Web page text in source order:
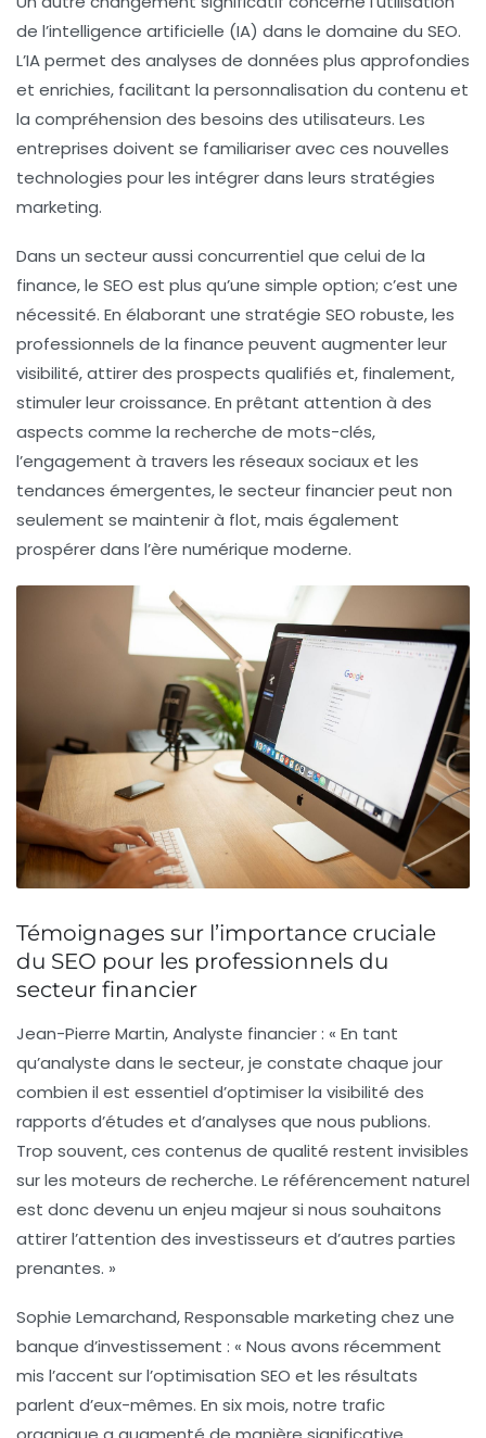
de l’intelligence artificielle (IA) dans le domaine du SEO.
L’IA permet des analyses de données plus approfondies
et enrichies, facilitant la personnalisation du contenu et
la compréhension des besoins des utilisateurs. Les
entreprises doivent se familiariser avec ces nouvelles
technologies pour les intégrer dans leurs stratégies
marketing.
Dans un secteur aussi concurrentiel que celui de la
finance, le SEO est plus qu’une simple option; c’est une
nécessité. En élaborant une stratégie SEO robuste, les
professionnels de la finance peuvent augmenter leur
visibilité, attirer des prospects qualifiés et, finalement,
stimuler leur croissance. En prêtant attention à des
aspects comme la recherche de mots-clés,
l’engagement à travers les réseaux sociaux et les
tendances émergentes, le secteur financier peut non
seulement se maintenir à flot, mais également
prospérer dans l’ère numérique moderne.
Témoignages sur l’importance cruciale
du SEO pour les professionnels du
secteur financier
Jean-Pierre Martin, Analyste financier : « En tant
qu’analyste dans le secteur, je constate chaque jour
combien il est essentiel d’optimiser la visibilité des
rapports d’études et d’analyses que nous publions.
Trop souvent, ces contenus de qualité restent invisibles
sur les moteurs de recherche. Le référencement naturel
est donc devenu un enjeu majeur si nous souhaitons
attirer l’attention des investisseurs et d’autres parties
prenantes. »
Sophie Lemarchand, Responsable marketing chez une
banque d’investissement : « Nous avons récemment
mis l’accent sur l’optimisation SEO et les résultats
parlent d’eux-mêmes. En six mois, notre trafic